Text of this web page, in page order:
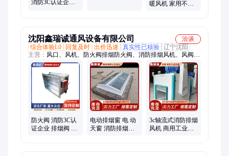
消防3C认证企业
暖风机 家用不锈
沈阳鑫瑞诚通风设备有限公司
洽谈
综合体验L0
回复及时 出价迅速 真实性已核验 辽宁沈阳
主营： 风口、风机、防火阀排烟防火阀、消防排烟风机、风阀、
排烟窗、天窗、消声器静压箱、混流风机
防火阀 消防3C认
证企业 排烟阀 不
电动排烟窗 电 动
天窗 消防排烟窗
3c轴流式消防排烟
风机 商用工业通